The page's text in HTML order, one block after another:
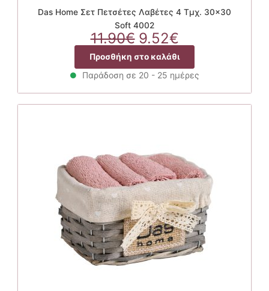
Das Home Σετ Πετσέτες Λαβέτες 4 Τμχ. 30×30
Soft 4002
11.90€ Original
price
was:
11.90€.
9.52€Η
τρέχουσα
τιμή
είναι:
9.52€.
Προσθήκη στο καλάθι
Παράδοση σε 20 - 25 ημέρες